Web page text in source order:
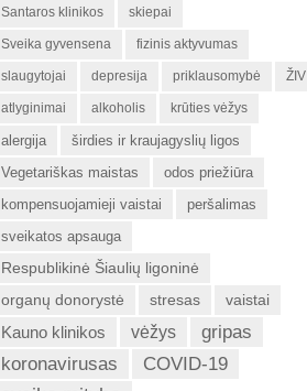
Santaros klinikos skiepai
Sveika gyvensena fizinis aktyvumas
slaugytojai depresija priklausomybė ŽIV
atlyginimai alkoholis krūties vėžys
alergija
širdies ir kraujagyslių ligos
Vegetariškas maistas
odos priežiūra
kompensuojamieji vaistai
peršalimas
sveikatos apsauga
Respublikinė Šiaulių ligoninė
organų donorystė
stresas vaistai
Kauno klinikos vėžys
gripas
koronavirusas
COVID-19